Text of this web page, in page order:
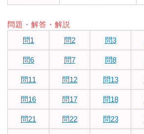
問題・解答・解説
問1
問2 問3
問6 問7 問8
問11 問12 問13
問16 問17 問18
問21 問22 問23